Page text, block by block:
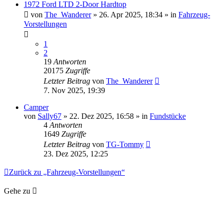
1972 Ford LTD 2-Door Hardtop
von The_Wanderer» 26. Apr 2025, 18:34 » in Fahrzeug-
Vorstellungen
1
2
19 Antworten
20175 Zugriffe
Letzter Beitrag von The_Wanderer
7. Nov 2025, 19:39
Camper
von Sally67 » 22. Dez 2025, 16:58 » in Fundstücke
4 Antworten
1649 Zugriffe
Letzter Beitrag von TG-Tommy
23. Dez 2025, 12:25
Zurück zu „Fahrzeug-Vorstellungen“
Gehe zu